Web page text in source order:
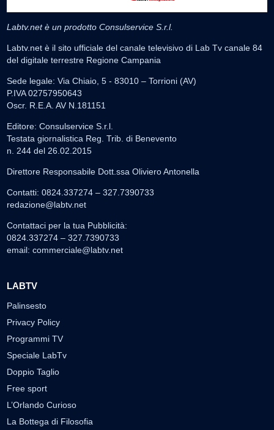
Labtv.net è un prodotto Consulservice S.r.l.
Labtv.net è il sito ufficiale del canale televisivo di Lab Tv canale 84
del digitale terrestre Regione Campania
Sede legale: Via Chiaio, 5 - 83010 – Torrioni (AV)
P.IVA 02757950643
Oscr. R.E.A. AV N.181151
Editore: Consulservice S.r.l.
Testata giornalistica Reg. Trib. di Benevento
n. 244 del 26.02.2015
Direttore Responsabile Dott.ssa Oliviero Antonella
Contatti: 0824.337274 – 327.7390733
redazione@labtv.net
Contattaci per la tua Pubblicità:
0824.337274 – 327.7390733
email: commerciale@labtv.net
LABTV
Palinsesto
Privacy Policy
Programmi TV
Speciale LabTv
Doppio Taglio
Free sport
L’Orlando Curioso
La Bottega di Filosofia